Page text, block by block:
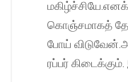
கொஞ்சமாகத்
போய்
ரப்பர்